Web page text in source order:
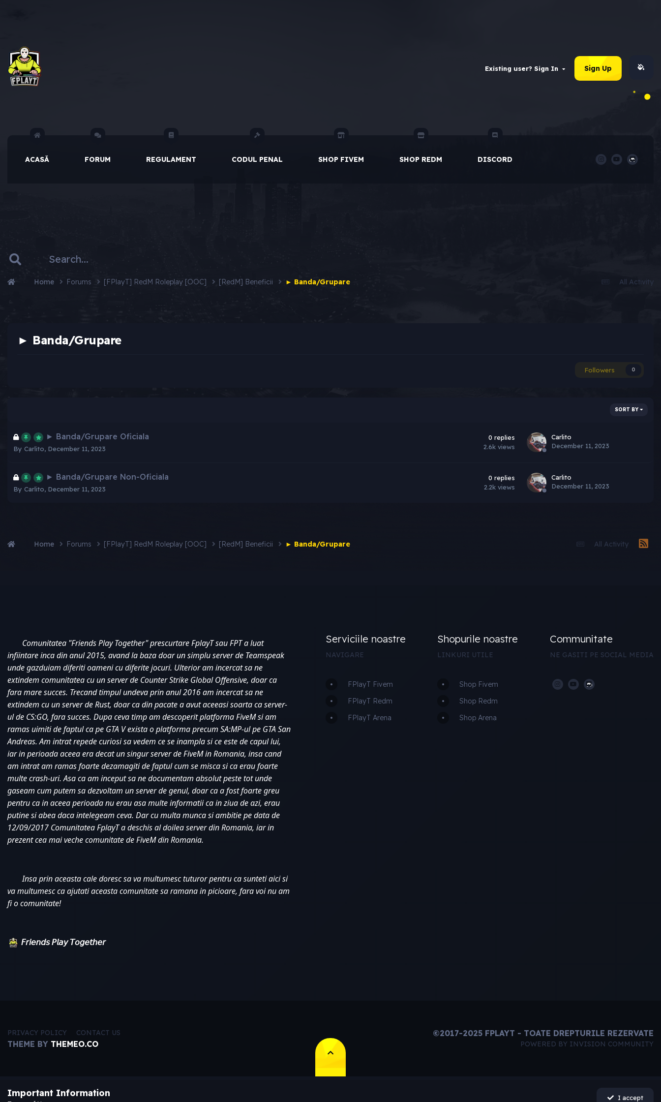
Existing user? Sign In Sign Up
ACASĂ FORUM REGULAMENT CODUL PENAL SHOP FIVEM SHOP REDM DISCORD
All Activity
Home Forums [FPlayT] RedM Roleplay [OOC] [RedM] Beneficii ► Banda/Grupare
► Banda/Grupare
Followers 0
SORT BY
► Banda/Grupare Oficiala
By Carlito, December 11, 2023
0 replies
2.6k views
Carlito
December 11, 2023
► Banda/Grupare Non-Oficiala
By Carlito, December 11, 2023
0 replies
2.2k views
Carlito
December 11, 2023
All Activity
Home Forums [FPlayT] RedM Roleplay [OOC] [RedM] Beneficii ► Banda/Grupare
Comunitatea "Friends Play Together" prescurtare FplayT sau FPT a luat
infiintare inca din anul 2015, avand la baza doar un simplu server de Teamspeak
unde gazduiam diferiti oameni cu diferite jocuri. Ulterior am incercat sa ne
extindem comunitatea cu un server de Counter Strike Global Offensive, doar ca
fara mare succes. Trecand timpul undeva prin anul 2016 am incercat sa ne
extindem cu un server de Rust, doar ca din pacate a avut aceeasi soarta ca server-
ul de CS:GO, fara succes. Dupa ceva timp am descoperit platforma FiveM si am
ramas uimiti de faptul ca pe GTA V exista o platforma precum SA:MP-ul pe GTA San
Andreas. Am intrat repede curiosi sa vedem ce se inampla si ce este de capul lui,
iar in perioada aceea era decat un singur server de FiveM in Romania, insa cand
am intrat am ramas foarte dezamagiti de faptul cum se misca si ca erau foarte
multe crash-uri. Asa ca am inceput sa ne documentam absolut peste tot unde
gaseam cum putem sa dezvoltam un server de genul, doar ca a fost foarte greu
pentru ca in aceea perioada nu erau asa multe informatii ca in ziua de azi, erau
putine si abea daca intelegeam ceva. Dar cu multa munca si ambitie pe data de
12/09/2017 Comunitatea FplayT a deschis al doilea server din Romania, iar in
prezent cea mai veche comunitate de FiveM din Romania.
Insa prin aceasta cale doresc sa va multumesc tuturor pentru ca sunteti aici si
va multumesc ca ajutati aceasta comunitate sa ramana in picioare, fara voi nu am
fi o comunitate!
𝘍𝘳𝘪𝘦𝘯𝘥𝘴 𝘗𝘭𝘢𝘺 𝘛𝘰𝘨𝘦𝘵𝘩𝘦𝘳
Serviciile noastre
NAVIGARE
FPlayT Fivem
FPlayT Redm
FPlayT Arena
Shopurile noastre
LINKURI UTILE
Shop Fivem
Shop Redm
Shop Arena
Communitate
NE GASITI PE SOCIAL MEDIA
PRIVACY POLICY CONTACT US
THEME BY THEMEO.CO
©2017-2025 FPLAYT - TOATE DREPTURILE REZERVATE
POWERED BY INVISION COMMUNITY
Important Information I accept